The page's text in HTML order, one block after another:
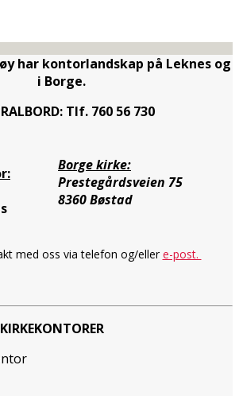
har kontorlandskap på Leknes og
i Borge.
Tlf. 760 56 730
Borge kirke:
Prestegårdsveien 75
8360 Bøstad
med oss via telefon og/ellere-post.